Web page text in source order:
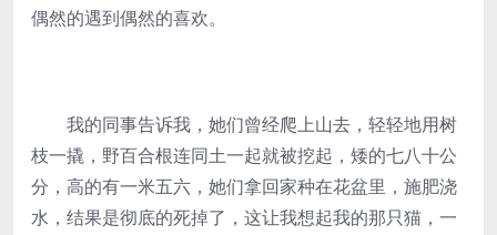
偶然的遇到偶然的喜欢。
我的同事告诉我，她们曾经爬上山去，轻轻地用树
枝一撬，野百合根连同土一起就被挖起，矮的七八十公
分，高的有一米五六，她们拿回家种在花盆里，施肥浇
水，结果是彻底的死掉了，这让我想起我的那只猫，一